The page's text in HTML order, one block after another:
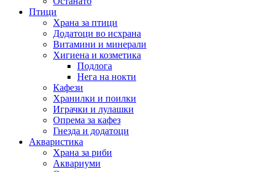
Птици
Храна за птици
Додатоци во исхрана
Витамини и минерали
Хигиена и козметика
Подлога
Нега на нокти
Кафези
Хранилки и поилки
Играчки и лулашки
Опрема за кафез
Гнезда и додатоци
Акваристика
Храна за риби
Аквариуми